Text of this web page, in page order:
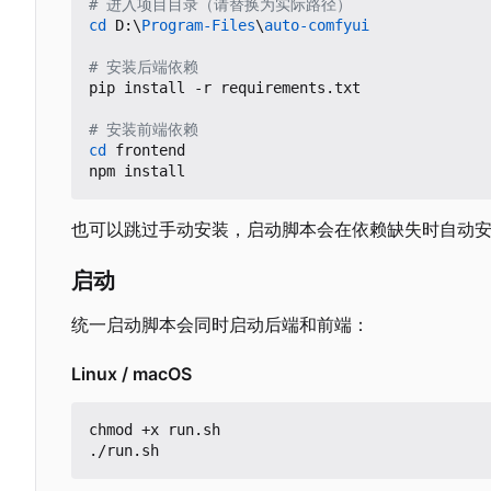
# 进入项目目录（请替换为实际路径）
cd D: \Program-Files\auto-comfyui
# 安装后端依赖
pip install -r requirements .txt
# 安装前端依赖
cd frontend
npm install
也可以跳过手动安装，启动脚本会在依赖缺失时自动
启动
统一启动脚本会同时启动后端和前端：
Linux / macOS
chmod +x run.sh